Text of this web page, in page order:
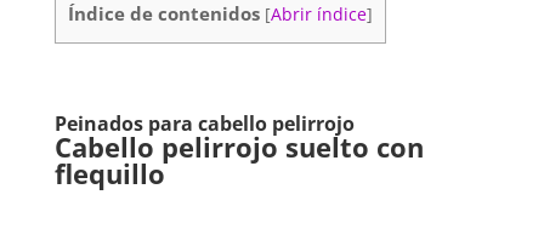
Índice de contenidos [Abrir índice]
Peinados para cabello pelirrojo
Cabello pelirrojo suelto con
flequillo